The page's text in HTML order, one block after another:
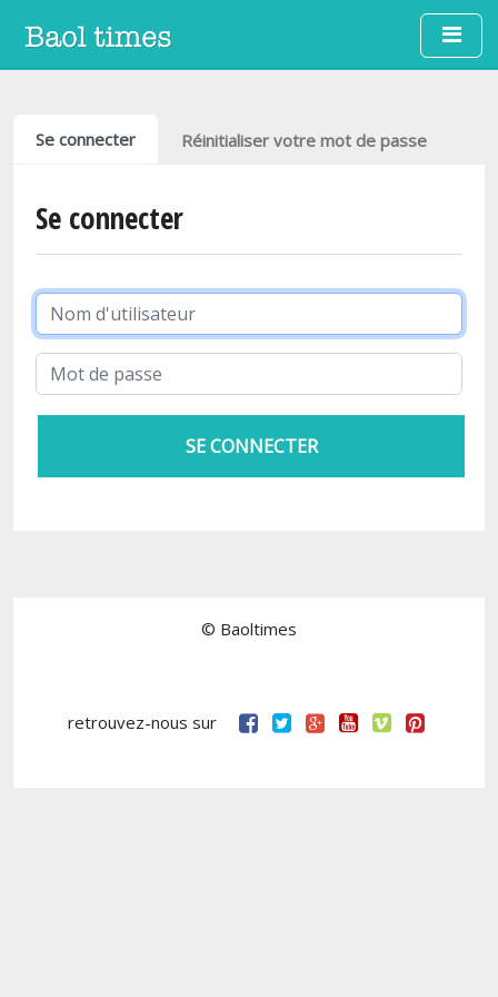
Aller au contenu principal
Onglets principaux
Se connecter Réinitialiser votre mot de passe
Se connecter
© Baoltimes
retrouvez-nous sur